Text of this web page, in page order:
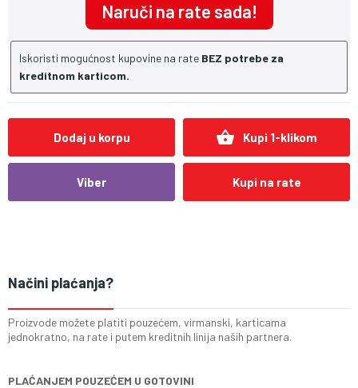
Naruči na rate sada!
Iskoristi mogućnost kupovine na rate BEZ potrebe za
kreditnom karticom.
Dodaj u korpu shopping_basket Kupi 1-klikom
Viber Kupi na rate
Načini plaćanja?
Proizvode možete platiti pouzećem, virmanski, karticama
jednokratno, na rate i putem kreditnih linija naših partnera.
PLAĆANJEM POUZEĆEM U GOTOVINI